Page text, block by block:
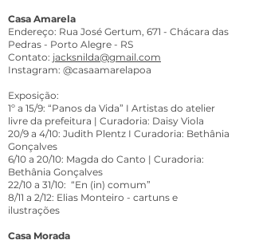
Casa Amarela
Endereço: Rua José Gertum, 671 - Chácara das
Pedras - Porto Alegre - RS
Contato: jacksnilda@gmail.com
Instagram: @casaamarelapoa
Exposição:
1º a 15/9: “Panos da Vida” I Artistas do atelier
livre da prefeitura | Curadoria: Daisy Viola
20/9 a 4/10: Judith Plentz I Curadoria: Bethânia
Gonçalves
6/10 a 20/10: Magda do Canto | Curadoria:
Bethânia Gonçalves
22/10 a 31/10: “En (in) comum”
8/11 a 2/12: Elias Monteiro - cartuns e
ilustrações
Casa Morada